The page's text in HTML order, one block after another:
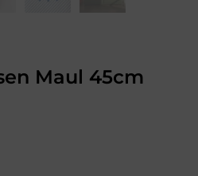
Maul 45cm